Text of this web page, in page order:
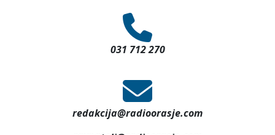
031 712 270
redakcija@radioorasje.com